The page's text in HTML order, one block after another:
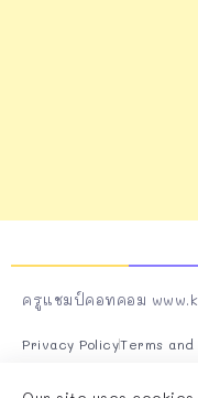
ครูแชมป์คอทคอม
Privacy PolicyTerms and